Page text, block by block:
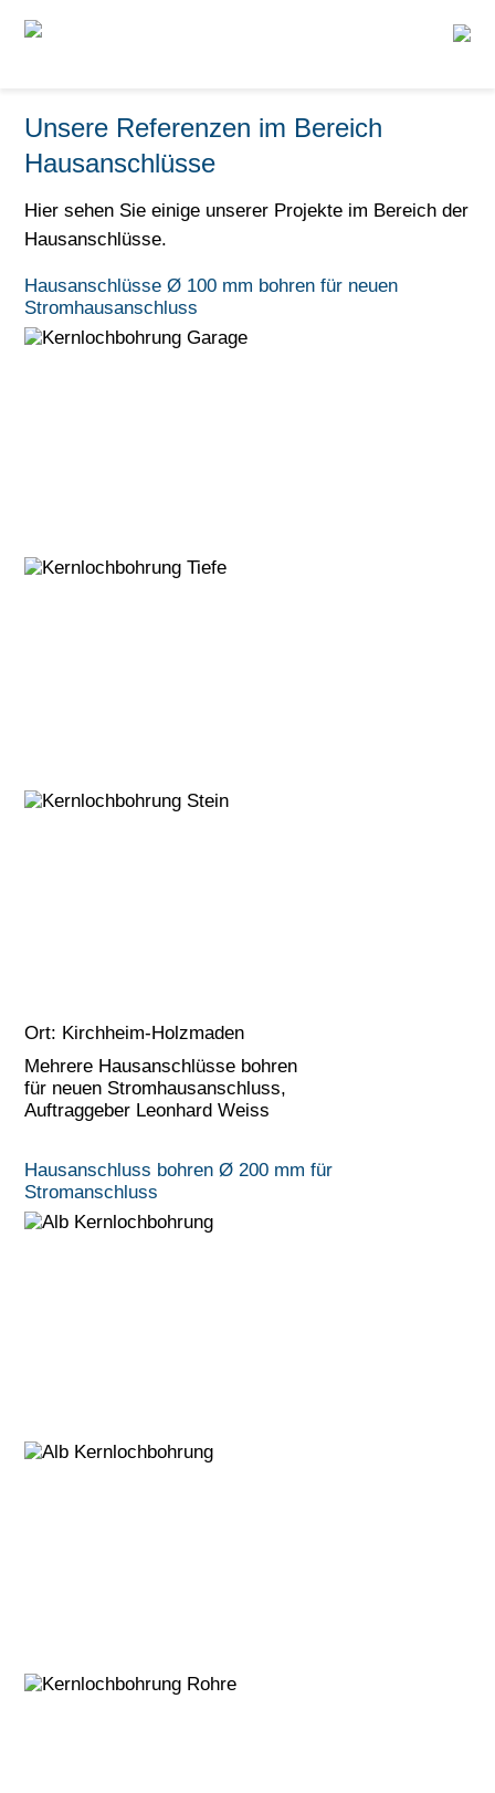
Unsere Referenzen im Bereich
Hausanschlüsse
Hier sehen Sie einige unserer Projekte im Bereich der
Hausanschlüsse.
Hausanschlüsse Ø 100 mm bohren für neuen
Stromhausanschluss
Ort: Kirchheim-Holzmaden
Mehrere Hausanschlüsse bohren
für neuen Stromhausanschluss,
Auftraggeber Leonhard Weiss
Hausanschluss bohren Ø 200 mm für
Stromanschluss